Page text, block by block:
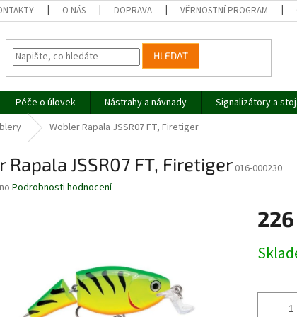
O NÁS DOPRAVA VĚRNOSTNÍ PROGRAM
HLEDAT
Péče o úlovek Nástrahy a návnady Signalizátory a
Wobler Rapala JSSR07 FT, Firetiger
Rapala JSSR07 FT, Firetiger 016-000230
Podrobnosti hodnocení
cena: